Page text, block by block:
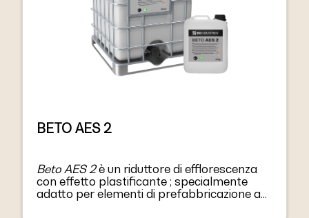
BETO AES 2
Beto AES 2è un riduttore di efflorescenza
con effetto plastificante ; specialmente
adatto per elementi di prefabbricazione a